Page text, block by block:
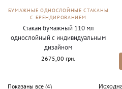
БУМАЖНЫЕ ОДНОСЛОЙНЫЕ СТАКАНЫ
С БРЕНДИРОВАНИЕМ
Стакан бумажный 110 мл
однослойный с индивидуальным
дизайном
2675,00 грн.
Показаны все (4)